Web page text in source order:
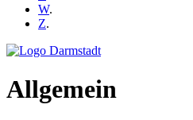
W.
Z.
Allgemein